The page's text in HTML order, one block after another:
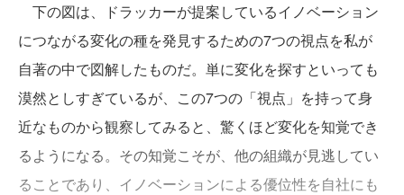
下の図は、ドラッカーが提案しているイノベーション
につながる変化の種を発見するための7つの視点を私が
自著の中で図解したものだ。単に変化を探すといっても
漠然としすぎているが、この7つの「視点」を持って身
近なものから観察してみると、驚くほど変化を知覚でき
るようになる。その知覚こそが、他の組織が見逃してい
ることであり、イノベーションによる優位性を自社にも